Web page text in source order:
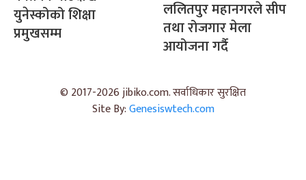
युनेस्कोको शिक्षा
प्रमुखसम्म
ललितपुर महानगरले सीप
तथा रोजगार मेला
आयोजना गर्दै
© 2017-2026 jibiko.com. सर्वाधिकार सुरक्षित
Site By:Genesiswtech.com